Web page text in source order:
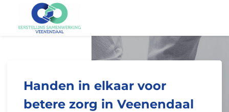
Handen in elkaar voor
betere zorg in Veenendaal